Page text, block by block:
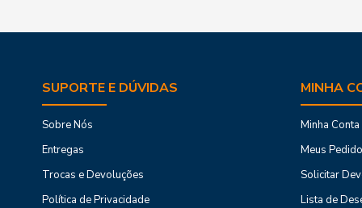
Seja em residências, comércios ou indústrias, as mantas
você encontrará produtos e dicas que podem transformar
SUPORTE E DÚVIDAS
Sobre Nós
Entregas
Trocas e Devoluções
Política de Privacidade
MINHA
Minha Conta
Meus
Solicitar
Lista de